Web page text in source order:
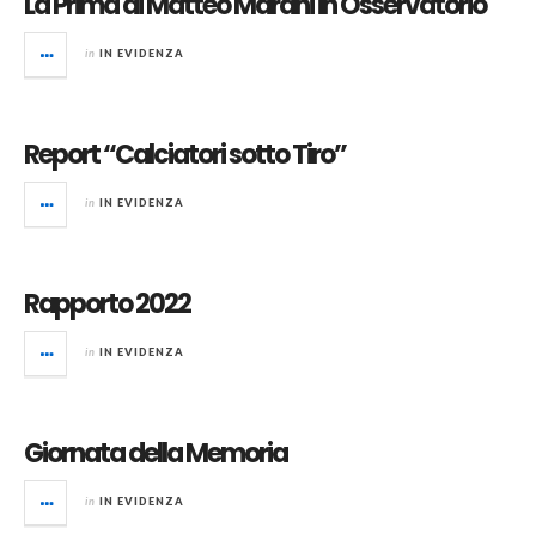
in IN EVIDENZA
Report “Calciatori sotto Tiro”
in IN EVIDENZA
Rapporto 2022
in IN EVIDENZA
Giornata della Memoria
in IN EVIDENZA